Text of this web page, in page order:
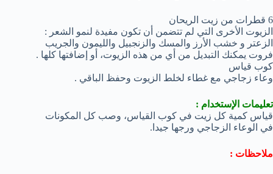
6 قطرات من زيت الريحان
الزيوت الأخرى التي لم تتضمن أن تكون مفيدة لنمو الشعر :
الزعتر و خشب الأرز والمسك والزنجبيل والليمون والجريب
فروت يمكنك التبديل من أي من هذه الزيوت، أو إضافتها كلها .
كوب قياس
وعاء زجاجي مع غطاء لخلط الزيوت وحفظ الباقي .
تعليمات الإستخدام :
قياس كمية كل زيت في كوب القياس، وصب كل المكونات
في الوعاء الزجاجي ورجها جيدا.
ملاحظات :